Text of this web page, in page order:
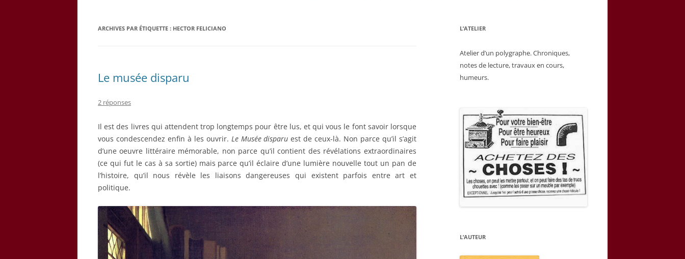
ARCHIVES PAR ÉTIQUETTE : HECTOR FELICIANO
Le musée disparu
2 réponses
Il est des livres qui attendent trop longtemps pour être lus, et qui vous le font savoir lorsque
vous condescendez enfin à les ouvrir. Le Musée disparu est de ceux-là. Non parce qu’il s’agit
d’une oeuvre littéraire mémorable, non parce qu’il contient des révélations extraordinaires
(ce qui fut le cas à sa sortie) mais parce qu’il éclaire d’une lumière nouvelle tout un pan de
l’histoire, qu’il nous révèle les liaisons dangereuses qui existent parfois entre art et
politique.
L’ATELIER
Atelier d’un polygraphe. Chroniques,
notes de lecture, travaux en cours,
humeurs.
L’AUTEUR